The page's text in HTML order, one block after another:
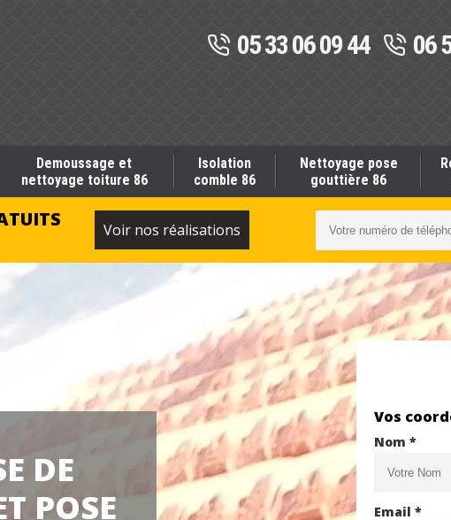
05 33 06 09 44 06
Demoussage et
nettoyage toiture 86
Isolation
comble 86
Nettoyage pose
gouttière 86
Voir nos réalisations
DE
POSE
Vos
Nom *
Email *